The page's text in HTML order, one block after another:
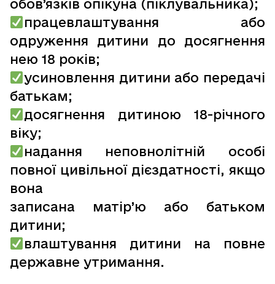
обов’язків опікуна (піклувальника);
працевлаштування або
одруження дитини до досягнення
нею 18 років;
усиновлення дитини або передачі
батькам;
досягнення дитиною 18-річного
віку;
надання неповнолітній особі
повної цивільної дієздатності, якщо
вона
записана матір’ю або батьком
дитини;
влаштування дитини на повне
державне утримання.